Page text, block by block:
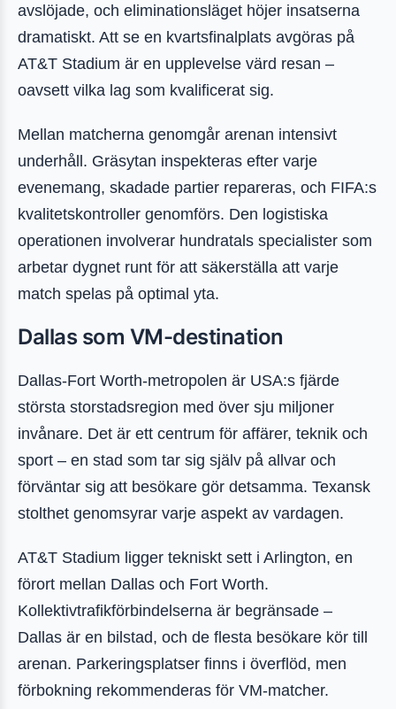
avslöjade, och eliminationsläget höjer insatserna
dramatiskt. Att se en kvartsfinalplats avgöras på
AT&T Stadium är en upplevelse värd resan –
oavsett vilka lag som kvalificerat sig.
Mellan matcherna genomgår arenan intensivt
underhåll. Gräsytan inspekteras efter varje
evenemang, skadade partier repareras, och FIFA:s
kvalitetskontroller genomförs. Den logistiska
operationen involverar hundratals specialister som
arbetar dygnet runt för att säkerställa att varje
match spelas på optimal yta.
Dallas som VM-destination
Dallas-Fort Worth-metropolen är USA:s fjärde
största storstadsregion med över sju miljoner
invånare. Det är ett centrum för affärer, teknik och
sport – en stad som tar sig själv på allvar och
förväntar sig att besökare gör detsamma. Texansk
stolthet genomsyrar varje aspekt av vardagen.
AT&T Stadium ligger tekniskt sett i Arlington, en
förort mellan Dallas och Fort Worth.
Kollektivtrafikförbindelserna är begränsade –
Dallas är en bilstad, och de flesta besökare kör till
arenan. Parkeringsplatser finns i överflöd, men
förbokning rekommenderas för VM-matcher.